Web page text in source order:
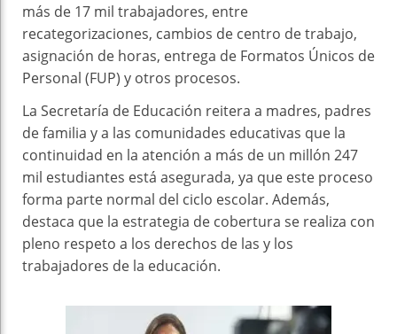
más de 17 mil trabajadores, entre
recategorizaciones, cambios de centro de trabajo,
asignación de horas, entrega de Formatos Únicos de
Personal (FUP) y otros procesos.
La Secretaría de Educación reitera a madres, padres
de familia y a las comunidades educativas que la
continuidad en la atención a más de un millón 247
mil estudiantes está asegurada, ya que este proceso
forma parte normal del ciclo escolar. Además,
destaca que la estrategia de cobertura se realiza con
pleno respeto a los derechos de las y los
trabajadores de la educación.